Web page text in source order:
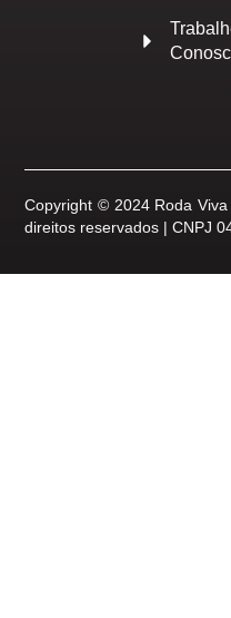
Copyright © 2024 Roda
direitos reservados | CNPJ